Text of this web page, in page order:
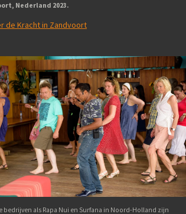
Nederland 2023.
de Kracht in Zandvoort
bedrijven als Rapa Nui en Surfana in Noord-Holland zijn